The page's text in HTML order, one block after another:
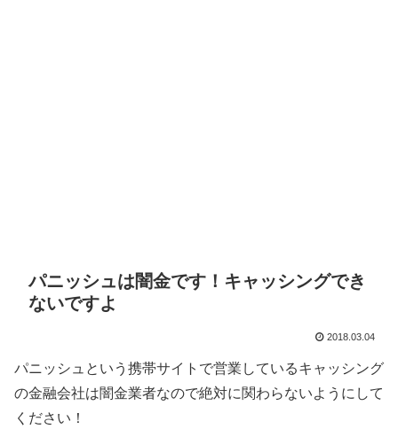
パニッシュは闇金です！キャッシングでき
ないですよ
2018.03.04
パニッシュ という携帯サイトで営業しているキャッシング
の金融会社は闇金業者なので絶対に関わらないようにして
ください！